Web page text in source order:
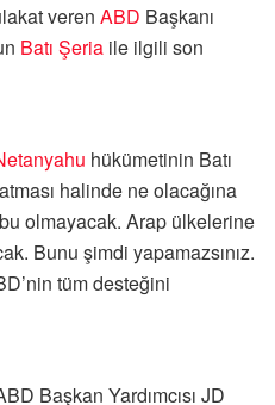
veren ABD Başkanı
Batı Şeria ile ilgili son
hükümetinin Batı
halinde ne olacağına
olmayacak. Arap ülkelerine
Bunu şimdi yapamazsınız.
tüm desteğini
Başkan Yardımcısı JD